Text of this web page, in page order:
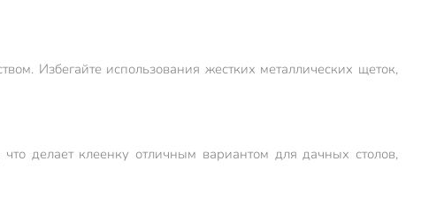
Избегайте использования жестких металлических щеток,
делает клеенку отличным вариантом для дачных столов,